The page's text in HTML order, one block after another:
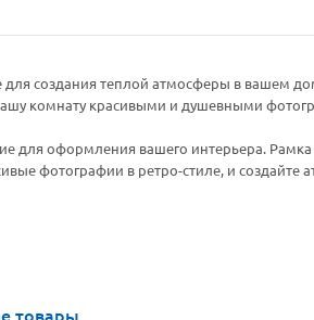
создания теплой атмосферы в вашем
комнату красивыми и душевными
для оформления вашего интерьера. Рамка
фотографии в ретро-стиле, и создайте
товары